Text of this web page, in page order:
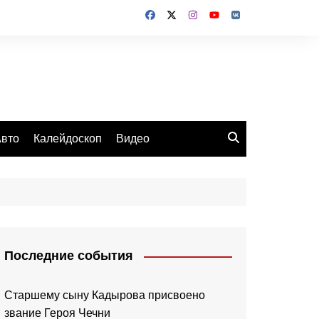
Калейдоскоп Видео
Последние события
Старшему сыну Кадырова присвоено
звание Героя Чечни